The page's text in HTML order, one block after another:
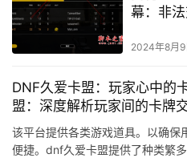
幕：非
2024年8月9
DNF久爱卡盟：玩家心中的
盟：深度解析玩家间的卡牌
该平台提供各类游戏道具。以确保
便捷。dnf久爱卡盟提供了种类繁